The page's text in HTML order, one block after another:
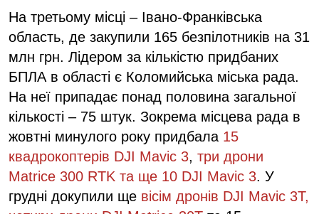
На третьому місці – Івано-Франківська
область, де закупили 165 безпілотників на 31
млн грн. Лідером за кількістю придбаних
БПЛА в області є Коломийська міська рада.
На неї припадає понад половина загальної
кількості – 75 штук. Зокрема місцева рада в
жовтні минулого року придбала 15
квадрокоптерів DJI Mavic 3, три дрони
Matrice 300 RTK та ще 10 DJI Mavic 3. У
грудні докупили ще вісім дронів DJI Mavic 3T,